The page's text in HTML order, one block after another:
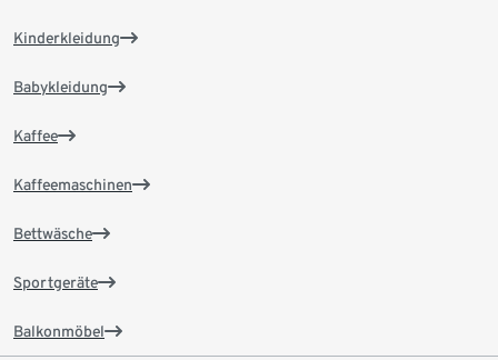
Kinderkleidung
Babykleidung
Kaffee
Kaffeemaschinen
Bettwäsche
Sportgeräte
Balkonmöbel